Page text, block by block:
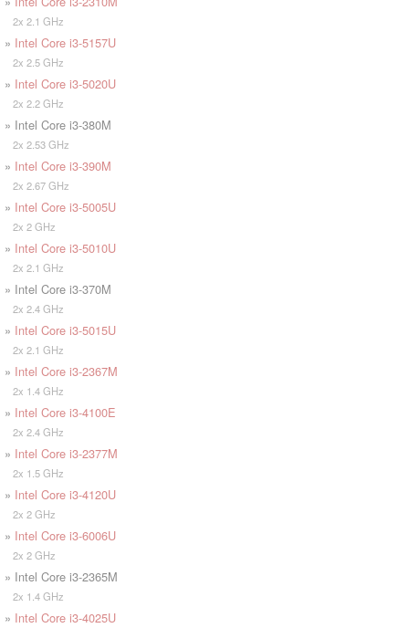
2x 2.1 GHz
» Intel Core i3-5157U
2x 2.5 GHz
» Intel Core i3-5020U
2x 2.2 GHz
» Intel Core i3-380M
2x 2.53 GHz
» Intel Core i3-390M
2x 2.67 GHz
» Intel Core i3-5005U
2x 2 GHz
» Intel Core i3-5010U
2x 2.1 GHz
» Intel Core i3-370M
2x 2.4 GHz
» Intel Core i3-5015U
2x 2.1 GHz
» Intel Core i3-2367M
2x 1.4 GHz
» Intel Core i3-4100E
2x 2.4 GHz
» Intel Core i3-2377M
2x 1.5 GHz
» Intel Core i3-4120U
2x 2 GHz
» Intel Core i3-6006U
2x 2 GHz
» Intel Core i3-2365M
2x 1.4 GHz
» Intel Core i3-4025U